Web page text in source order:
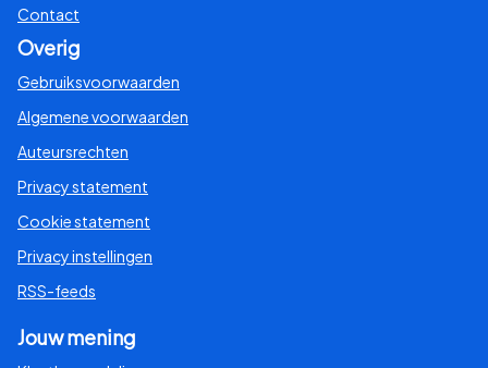
Contact
Overig
Gebruiksvoorwaarden
Algemene voorwaarden
Auteursrechten
Privacy statement
Cookie statement
Privacy instellingen
RSS-feeds
Jouw mening